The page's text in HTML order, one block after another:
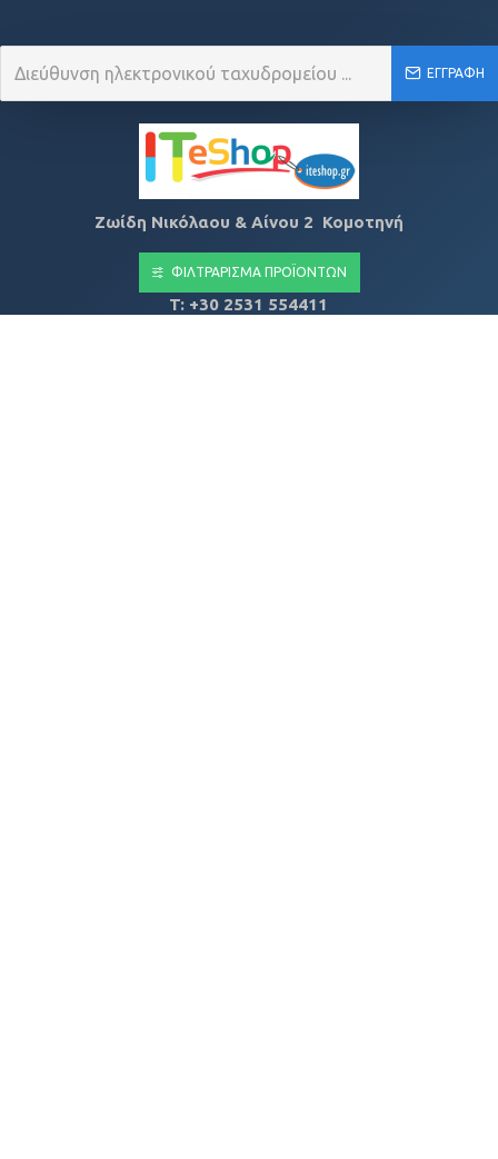
ΕΓΓΡΑΦΉ
Ζωίδη Νικόλαου & Αίνου 2 Κομοτηνή
ΤΚ69132
T: +30 2531 554411
ΦΙΛΤΡΆΡΙΣΜΑ ΠΡΟΪΌΝΤΩΝ